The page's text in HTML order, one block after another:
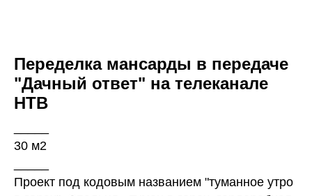
Переделка мансарды в передаче
"Дачный ответ" на телеканале
НТВ
30 м2
Проект под кодовым названием "туманное утро